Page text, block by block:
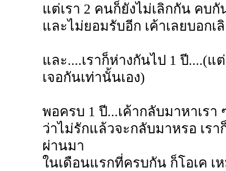
แต่เรา 2 คนก็ยังไม่เลิกกัน คบ
และไม่ยอมรับอีก เค้าเลยบอกเลิ
และ....เราก็ห่างกันไป 1 ปี....(แ
เจอกันเท่านั้นเอง)
พอครบ 1 ปี...เค้ากลับมาหาเรา
ว่าไม่รักแล้วจะกลับมาหรอ เร
ผ่านมา
ในเดือนแรกที่ครบกัน ก็โอเค